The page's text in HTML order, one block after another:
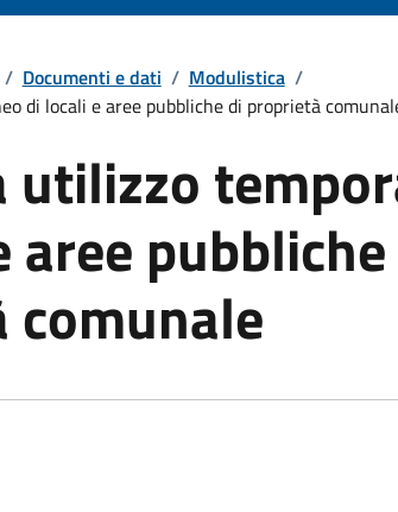
/ Documenti e dati / Modulistica /
di locali e aree pubbliche di proprietà
utilizzo
aree